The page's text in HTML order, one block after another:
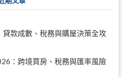
款成數、稅務與購屋決策全攻
：跨境買房、稅務與匯率風險